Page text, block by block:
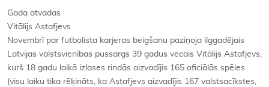
Gada atvadas
Vitālijs Astafjevs
Novembrī par futbolista karjeras beigšanu paziņoja ilggadējais
Latvijas valstsvienības pussargs 39 gadus vecais Vitālijs Astafjevs,
kurš 18 gadu laikā izlases rindās aizvadījis 165 oficiālās spēles
(visu laiku tika rēķināts, ka Astafjevs aizvadījis 167 valstsacīkstes,